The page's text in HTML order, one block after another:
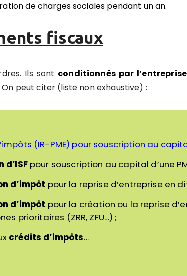
de charges sociales pendant un an.
fiscaux
Ils sont conditionnés par
On peut citer (liste non exhaustive) :
(IR-PME) pour souscription au
d’ISFpour souscription au capital d’une
d’impôt pour la reprise d’entreprise en
d’impôt pour la création ou la reprise
prioritaires (ZRR, ZFU…) ;
crédits d’impôts…